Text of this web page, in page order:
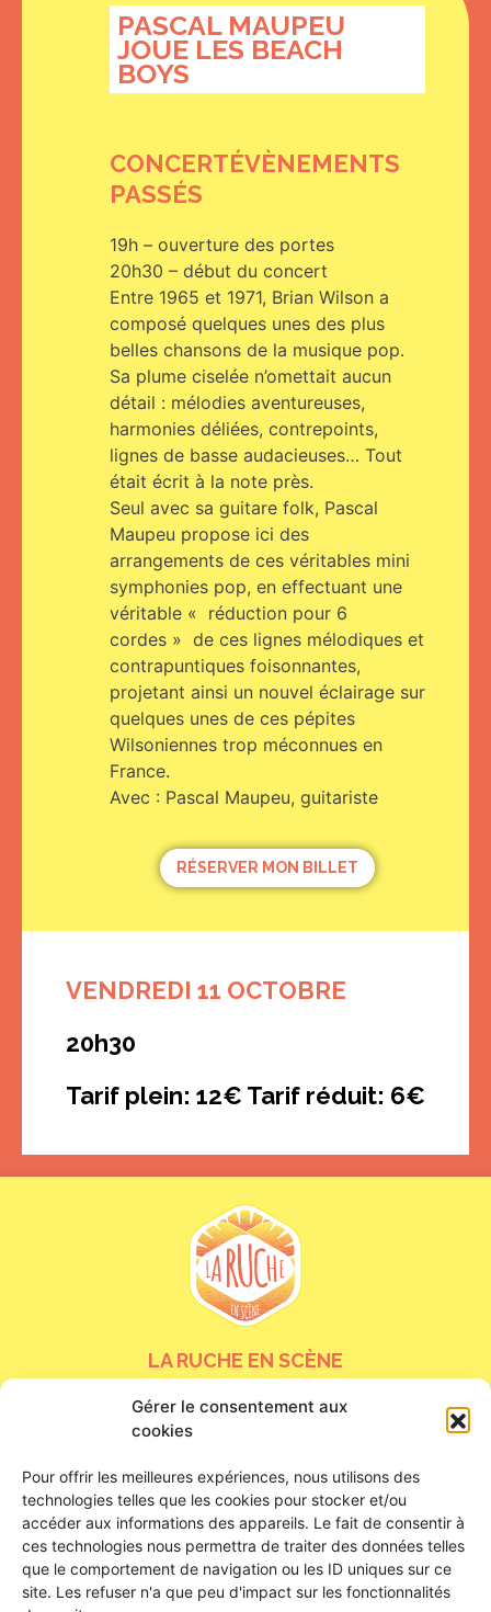
Gérer le consentement aux
cookies
Pour offrir les meilleures expériences, nous utilisons des
technologies telles que les cookies pour stocker et/ou
accéder aux informations des appareils. Le fait de consentir à
ces technologies nous permettra de traiter des données telles
que le comportement de navigation ou les ID uniques sur ce
site. Les refuser n'a que peu d'impact sur les fonctionnalités
VENDREDI 11 OCTOBRE
20h30
Tarif plein: 12€ Tarif réduit: 6€
PASCAL MAUPEU
JOUE LES BEACH
BOYS
CONCERTÉVÈNEMENTS
PASSÉS
19h – ouverture des portes
20h30 – début du concert
Entre 1965 et 1971, Brian Wilson a
composé quelques unes des plus
belles chansons de la musique pop.
Sa plume ciselée n’omettait aucun
détail : mélodies aventureuses,
harmonies déliées, contrepoints,
lignes de basse audacieuses… Tout
était écrit à la note près.
Seul avec sa guitare folk, Pascal
Maupeu propose ici des
arrangements de ces véritables mini
symphonies pop, en effectuant une
véritable « réduction pour 6
cordes » de ces lignes mélodiques et
contrapuntiques foisonnantes,
projetant ainsi un nouvel éclairage sur
quelques unes de ces pépites
Wilsoniennes trop méconnues en
France.
Avec : Pascal Maupeu, guitariste
RÉSERVER MON BILLET
LA RUCHE EN SCÈNE
24 bis rue de la Tour Neuve
45000 Orléans
HORAIRES D’OUVERTURE
Du lundi au samedi
De 16h à 23h